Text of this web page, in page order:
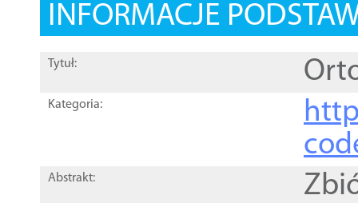
INFORMACJE
Tytuł:
Kategoria:
Abstrakt: